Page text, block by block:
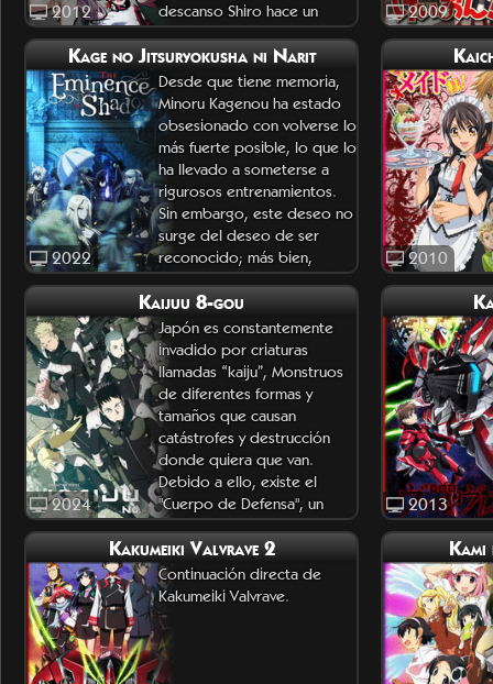
2012
descanso Shiro hace un
mandado para su c
2009
Kage no Jitsuryokusha ni Narit
2022
Desde que tiene memoria,
Minoru Kagenou ha estado
obsesionado con volverse lo
más fuerte posible, lo que lo
ha llevado a someterse a
rigurosos entrenamientos.
Sin embargo, este deseo no
surge del deseo de ser
reconocido; más bien,
Minoru hace todo lo posible
por int
2010
Kaijuu 8-gou
2024
Japón es constantemente
invadido por criaturas
llamadas “kaiju”, Monstruos
de diferentes formas y
tamaños que causan
catástrofes y destrucción
donde quiera que van.
Debido a ello, existe el
"Cuerpo de Defensa", un
servicio que se
2013
Kakumeiki Valvrave 2
Continuación directa de
Kakumeiki Valvrave.
Kami